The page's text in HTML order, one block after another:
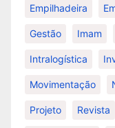
Empilhadeira
Gestão Imam
Intralogística
Movimentação
Projeto Revista